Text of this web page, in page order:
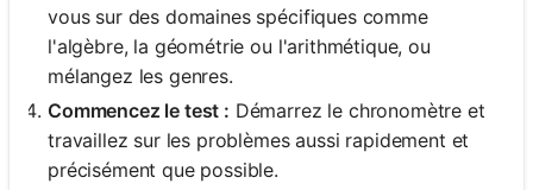
vous sur des domaines spécifiques comme
l'algèbre, la géométrie ou l'arithmétique, ou
mélangez les genres.
Commencez le test : Démarrez le chronomètre et
travaillez sur les problèmes aussi rapidement et
précisément que possible.